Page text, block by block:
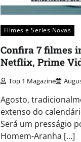
Filmes e Series Novas​
Confira 7 filmes
Netflix, Prime
Top 1 Magazine
Agosto,
extenso do
Será um presságio
Homem-Aranha […]